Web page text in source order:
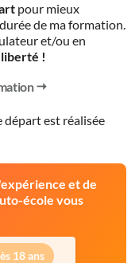
pour mieux
de ma formation.
et/ou en
liberté !
est réalisée
et de
école vous
18 ans